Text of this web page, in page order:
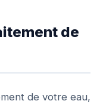
de
de votre eau,